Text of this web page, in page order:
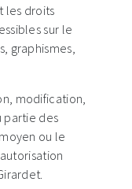
droits
sur le
graphismes,
modification,
partie des
ou le